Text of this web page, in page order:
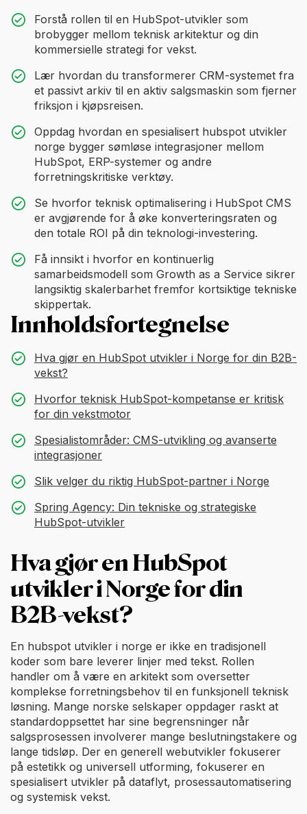
Forstå rollen til en HubSpot-utvikler som
brobygger mellom teknisk arkitektur og din
kommersielle strategi for vekst.
Lær hvordan du transformerer CRM-systemet fra
et passivt arkiv til en aktiv salgsmaskin som fjerner
friksjon i kjøpsreisen.
Oppdag hvordan en spesialisert hubspot utvikler
norge bygger sømløse integrasjoner mellom
HubSpot, ERP-systemer og andre
forretningskritiske verktøy.
Se hvorfor teknisk optimalisering i HubSpot CMS
er avgjørende for å øke konverteringsraten og
den totale ROI på din teknologi-investering.
Få innsikt i hvorfor en kontinuerlig
samarbeidsmodell som Growth as a Service sikrer
langsiktig skalerbarhet fremfor kortsiktige tekniske
skippertak.
Innholdsfortegnelse
Hva gjør en HubSpot utvikler i Norge for din B2B-
vekst?
Hvorfor teknisk HubSpot-kompetanse er kritisk
for din vekstmotor
Spesialistområder: CMS-utvikling og avanserte
integrasjoner
Slik velger du riktig HubSpot-partner i Norge
Spring Agency: Din tekniske og strategiske
HubSpot-utvikler
Hva gjør en HubSpot
utvikler i Norge for din
B2B-vekst?
En hubspot utvikler i norge er ikke en tradisjonell
koder som bare leverer linjer med tekst. Rollen
handler om å være en arkitekt som oversetter
komplekse forretningsbehov til en funksjonell teknisk
løsning. Mange norske selskaper oppdager raskt at
standardoppsettet har sine begrensninger når
salgsprosessen involverer mange beslutningstakere og
lange tidsløp. Der en generell webutvikler fokuserer
på estetikk og universell utforming, fokuserer en
spesialisert utvikler på dataflyt, prosessautomatisering
og systemisk vekst.